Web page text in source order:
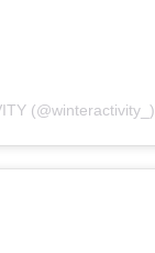
(@winteractivity_)